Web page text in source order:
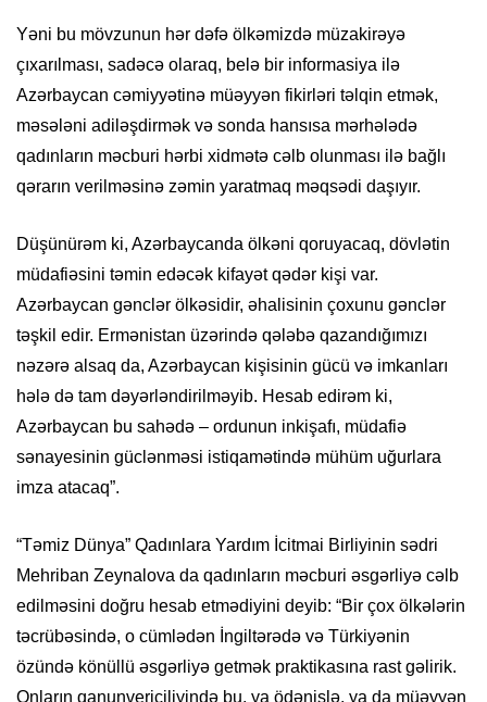
Yəni bu mövzunun hər dəfə ölkəmizdə müzakirəyə
çıxarılması, sadəcə olaraq, belə bir informasiya ilə
Azərbaycan cəmiyyətinə müəyyən fikirləri təlqin etmək,
məsələni adiləşdirmək və sonda hansısa mərhələdə
qadınların məcburi hərbi xidmətə cəlb olunması ilə bağlı
qərarın verilməsinə zəmin yaratmaq məqsədi daşıyır.
Düşünürəm ki, Azərbaycanda ölkəni qoruyacaq, dövlətin
müdafiəsini təmin edəcək kifayət qədər kişi var.
Azərbaycan gənclər ölkəsidir, əhalisinin çoxunu gənclər
təşkil edir. Ermənistan üzərində qələbə qazandığımızı
nəzərə alsaq da, Azərbaycan kişisinin gücü və imkanları
hələ də tam dəyərləndirilməyib. Hesab edirəm ki,
Azərbaycan bu sahədə – ordunun inkişafı, müdafiə
sənayesinin güclənməsi istiqamətində mühüm uğurlara
imza atacaq”.
“Təmiz Dünya” Qadınlara Yardım İcitmai Birliyinin sədri
Mehriban Zeynalova da qadınların məcburi əsgərliyə cəlb
edilməsini doğru hesab etmədiyini deyib: “Bir çox ölkələrin
təcrübəsində, o cümlədən İngiltərədə və Türkiyənin
özündə könüllü əsgərliyə getmək praktikasına rast gəlirik.
Onların qanunvericiliyində bu, ya ödənişlə, ya da müəyyən